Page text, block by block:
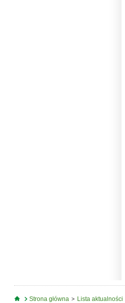
Jesteś tutaj
Strona główna Lista aktualności